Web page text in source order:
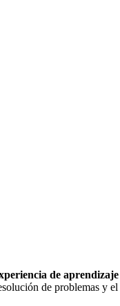
de
de problemas y